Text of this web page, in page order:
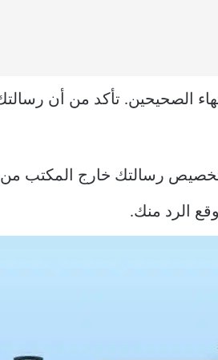
الصحيحين. تأكد من أن
بتخصيص رسالتك خارج المكتب
الرد منك.